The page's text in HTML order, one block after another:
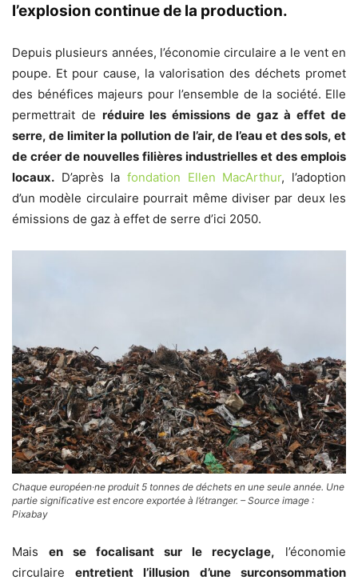
l’explosion continue de la production.
Depuis plusieurs années, l’économie circulaire a le vent en
poupe. Et pour cause, la valorisation des déchets promet
des bénéfices majeurs pour l’ensemble de la société. Elle
permettrait de réduire les émissions de gaz à effet de
serre, de limiter la pollution de l’air, de l’eau et des sols, et
de créer de nouvelles filières industrielles et des emplois
locaux. D’après la fondation Ellen MacArthur, l’adoption
d’un modèle circulaire pourrait même diviser par deux les
émissions de gaz à effet de serre d’ici 2050.
Chaque européen·ne produit 5 tonnes de déchets en une seule année. Une
partie significative est encore exportée à l’étranger. – Source image :
Pixabay
Mais en se focalisant sur le recyclage, l’économie
circulaire entretient l’illusion d’une surconsommation